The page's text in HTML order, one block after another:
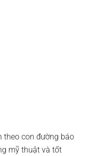
theo con đường báo
mỹ thuật và tốt